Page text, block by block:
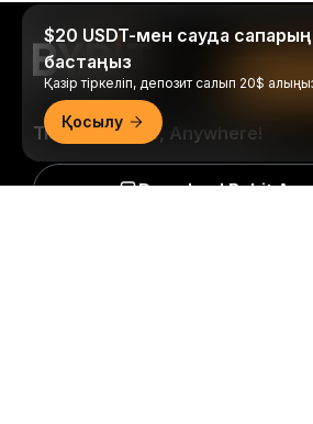
Trade Anytime, Anywhere!
Download Bybit App
$20 USDT-мен сауда
бастаңыз
Қазір тіркеліп, депозит салып 20$
Қосылу
Bybit